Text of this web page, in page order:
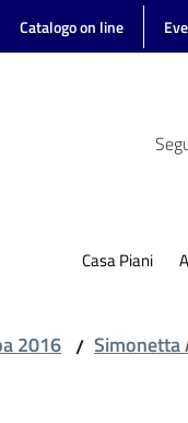
Catalogo on line
Casa Piani
2016 / Simonetta